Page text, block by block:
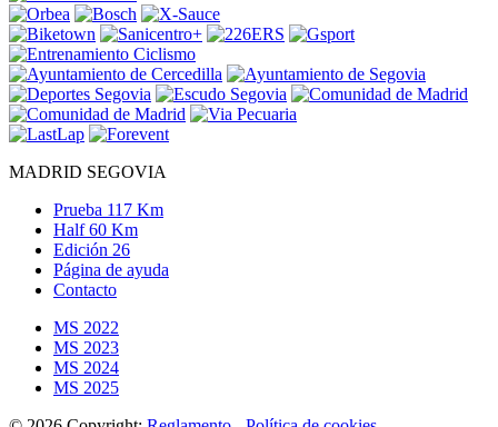
MADRID SEGOVIA
Prueba 117 Km
Half 60 Km
Edición 26
Página de ayuda
Contacto
MS 2022
MS 2023
MS 2024
MS 2025